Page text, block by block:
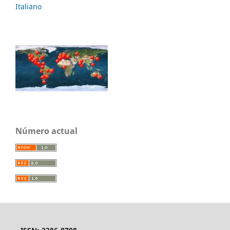
Italiano
Número actual